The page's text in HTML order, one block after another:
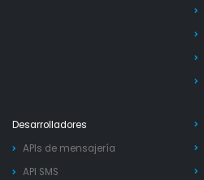
Desarrolladores
APIs de mensajería
API SMS